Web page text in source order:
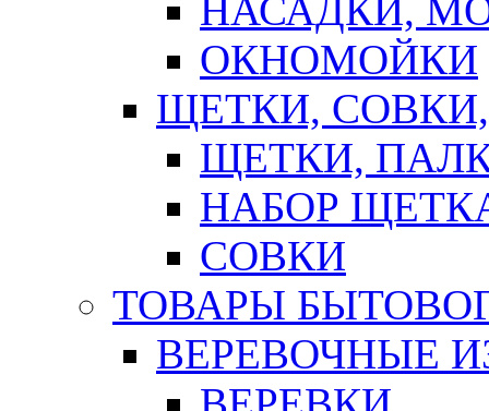
НАСАДКИ,
ОКНОМОЙКИ
ЩЕТКИ,
ЩЕТКИ,
НАБОР
СОВКИ
ТОВАРЫ
ВЕРЕВОЧНЫЕ